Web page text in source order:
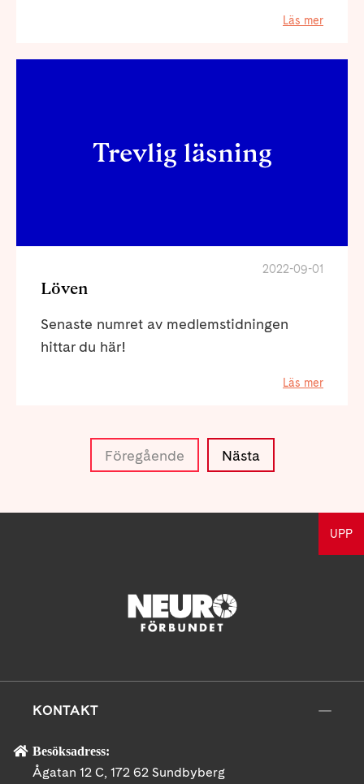
Läs mer
Trevlig läsning
2022-09-01
Löven
Senaste numret av medlemstidningen
hittar du här!
Läs mer
Föregående Nästa
UPP
KONTAKT
Besöksadress:
Ågatan 12 C, 172 62 Sundbyberg